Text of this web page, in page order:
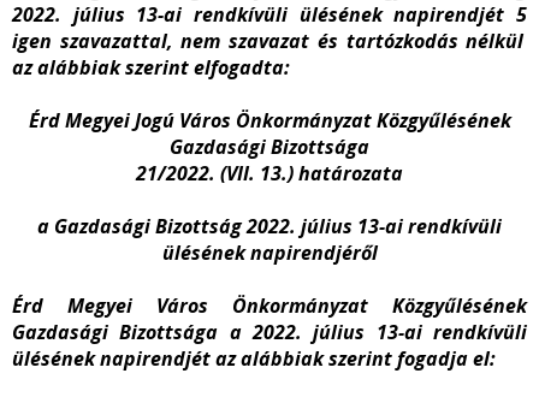
2022. július 13-ai rendkívüli ülésének napirendjét 5
igen szavazattal, nem szavazat és tartózkodás nélkül
az alábbiak szerint elfogadta:
Érd Megyei Jogú Város Önkormányzat Közgyűlésének
Gazdasági Bizottsága
21/2022. (VII. 13.) határozata
a Gazdasági Bizottság 2022. július 13-ai rendkívüli
ülésének napirendjéről
Érd Megyei Város Önkormányzat Közgyűlésének
Gazdasági Bizottsága a 2022. július 13-ai rendkívüli
ülésének napirendjét az alábbiak szerint fogadja el: